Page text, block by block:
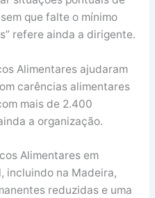
que falte o mínimo
refere ainda a dirigente.
Alimentares ajudaram
carências alimentares
mais de 2.400
a organização.
Alimentares em
incluindo na Madeira,
reduzidas e uma